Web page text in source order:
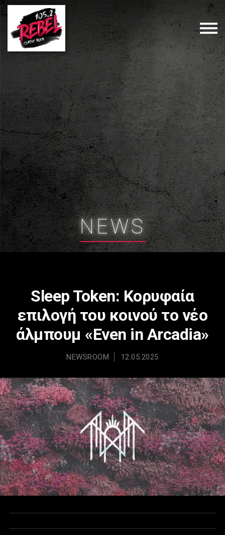
NEWS
Sleep Token: Κορυφαία
επιλογή του κοινού το νέο
άλμπουμ «Even in Arcadia»
NEWSROOM 12.05.2025